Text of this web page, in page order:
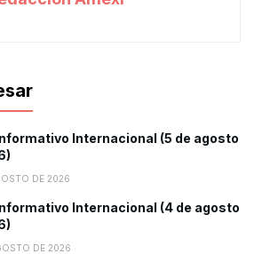
Internacional (5 de agosto
DE 2026
Internacional (4 de agosto
DE 2026